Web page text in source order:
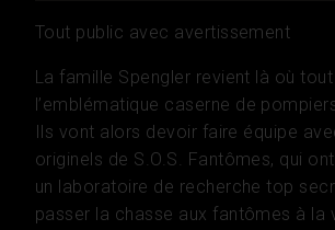
Tout public avec avertissement
La famille Spengler revient là où
l’emblématique caserne de
Ils vont alors devoir faire équipe
originels de S.O.S. Fantômes, qui
un laboratoire de recherche top
passer la chasse aux fantômes à la